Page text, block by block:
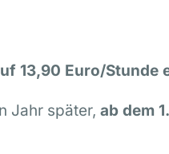
13,90 Euro/Stunde
Jahr später, ab dem